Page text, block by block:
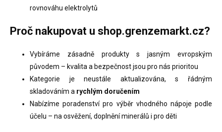
rovnováhu elektrolytů
Proč nakupovat u shop.grenzemarkt.cz?
Vybíráme zásadně produkty s jasným evropským
původem – kvalita a bezpečnost jsou pro nás prioritou
Kategorie je neustále aktualizována, s řádným
skladováním a rychlým doručením
Nabízíme poradenství pro výběr vhodného nápoje podle
účelu – na osvěžení, doplnění minerálů i pro děti